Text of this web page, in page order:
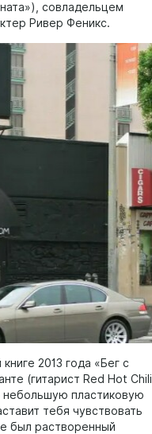
совладельцем
Ривер Феникс.
2013 года «Бег с
(гитарист Red Hot Chili
пластиковую
тебя чувствовать
был растворенный